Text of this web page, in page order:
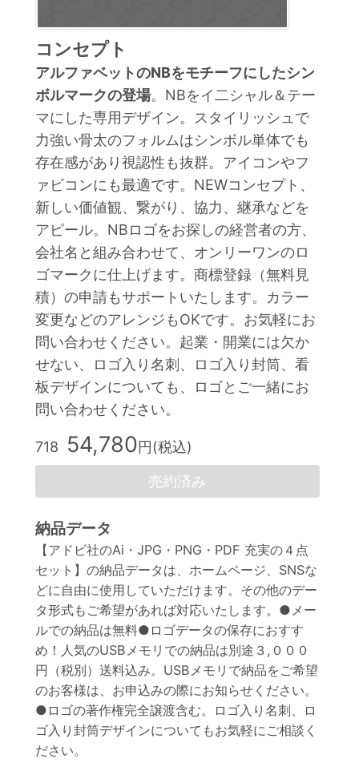
コンセプト
アルファベットのNBをモチーフにしたシン
ボルマークの登場。NBをイ二シャル＆テー
マにした専用デザイン。スタイリッシュで
力強い骨太のフォルムはシンボル単体でも
存在感があり視認性も抜群。アイコンやフ
ァビコンにも最適です。NEWコンセプト、
新しい価値観、繋がり、協力、継承などを
アピール。NBロゴをお探しの経営者の方、
会社名と組み合わせて、オンリーワンのロ
ゴマークに仕上げます。商標登録（無料見
積）の申請もサポートいたします。カラー
変更などのアレンジもOKです。お気軽にお
問い合わせください。起業・開業には欠か
せない、ロゴ入り名刺、ロゴ入り封筒、看
板デザインについても、ロゴとご一緒にお
問い合わせください。
718 54,780円(税込)
売約済み
納品データ
【アドビ社のAi・JPG・PNG・PDF 充実の４点
セット】の納品データは、ホームページ、SNSな
どに自由に使用していただけます。その他のデー
タ形式もご希望があれば対応いたします。●メー
ルでの納品は無料●ロゴデータの保存におすす
め！人気のUSBメモリでの納品は別途３,０００
円（税別）送料込み。USBメモリで納品をご希望
のお客様は、お申込みの際にお知らせください。
●ロゴの著作権完全譲渡含む。ロゴ入り名刺、ロ
ゴ入り封筒デザインについてもお気軽にご相談く
ださい。